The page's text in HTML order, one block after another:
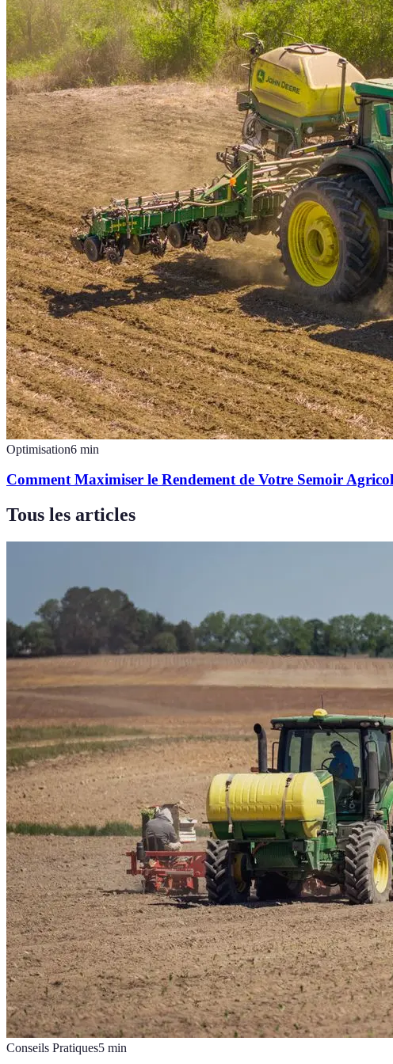
Optimisation6 min
Comment Maximiser le Rendement de Votre Semoir
Tous les articles
Conseils Pratiques5 min